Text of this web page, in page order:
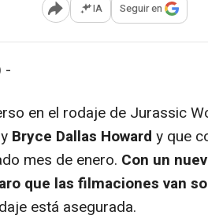
Abrir opciones para compartir
IA Seguir en
-
en el rodaje de Jurassic
y Bryce Dallas Howard y que
mes de enero. Con un
que las filmaciones van
está asegurada.